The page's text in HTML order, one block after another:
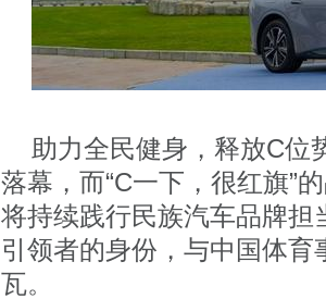
助力全民健身，释放C位
落幕，而“C一下，很红旗”
将持续践行民族汽车品牌
引领者的身份，与中国体
瓦。